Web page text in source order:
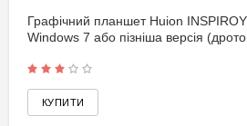
Графічний планшет Huion
Windows 7 або пізніша версія